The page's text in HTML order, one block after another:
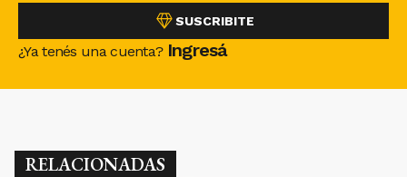
SUSCRIBITE
¿Ya tenés una cuenta? Ingresá
RELACIONADAS